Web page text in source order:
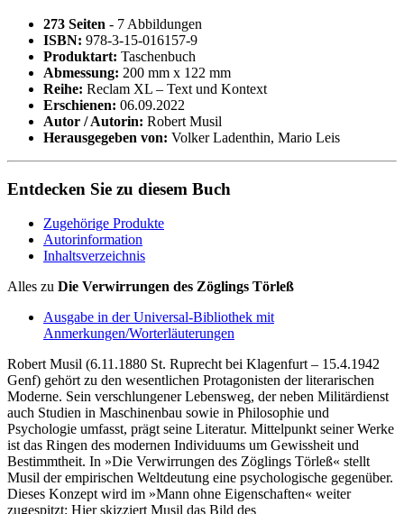
273 Seiten - 7 Abbildungen
ISBN: 978-3-15-016157-9
Produktart: Taschenbuch
Abmessung: 200 mm x 122 mm
Reihe: Reclam XL – Text und Kontext
Erschienen: 06.09.2022
Autor / Autorin: Robert Musil
Herausgegeben von: Volker Ladenthin, Mario Leis
Entdecken Sie zu diesem Buch
Zugehörige Produkte
Autorinformation
Inhaltsverzeichnis
Alles zu Die Verwirrungen des Zöglings Törleß
Ausgabe in der Universal-Bibliothek mit
Anmerkungen/Worterläuterungen
Robert Musil (6.11.1880 St. Ruprecht bei Klagenfurt – 15.4.1942
Genf) gehört zu den wesentlichen Protagonisten der literarischen
Moderne. Sein verschlungener Lebensweg, der neben Militärdienst
auch Studien in Maschinenbau sowie in Philosophie und
Psychologie umfasst, prägt seine Literatur. Mittelpunkt seiner Werke
ist das Ringen des modernen Individuums um Gewissheit und
Bestimmtheit. In »Die Verwirrungen des Zöglings Törleß« stellt
Musil der empirischen Weltdeutung eine psychologische gegenüber.
Dieses Konzept wird im »Mann ohne Eigenschaften« weiter
zugespitzt: Hier skizziert Musil das Bild des